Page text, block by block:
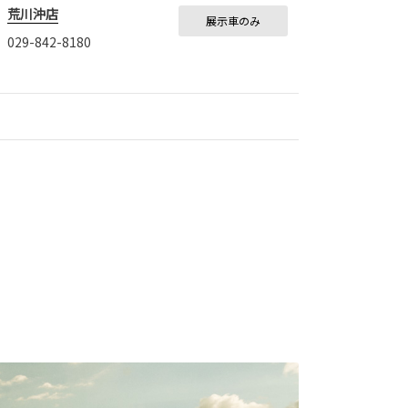
荒川沖店
029-842-8180
展示車のみ